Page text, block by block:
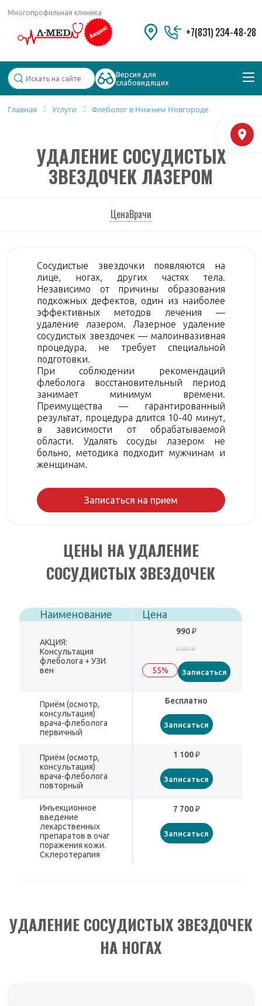
Многопрофильная клиника
Версия для
слабовидящих
+7(831) 234-48-28
Дерматолог
Косметология
Удаление бородавок
Главная Услуги Флеболог в Нижнем Новгороде
УДАЛЕНИЕ СОСУДИСТЫХ
ЗВЕЗДОЧЕК ЛАЗЕРОМ
ЦенаВрачи
Сосудистые звездочки появляются на
лице, ногах, других частях тела.
Независимо от причины образования
подкожных дефектов, один из наиболее
эффективных методов лечения —
удаление лазером. Лазерное удаление
сосудистых звездочек — малоинвазивная
процедура, не требует специальной
подготовки.
При соблюдении рекомендаций
флеболога восстановительный период
занимает минимум времени.
Преимущества — гарантированный
результат, процедура длится 10-40 минут,
в зависимости от обрабатываемой
области. Удалять сосуды лазером не
больно, методика подходит мужчинам и
женщинам.
Записаться на прием
ЦЕНЫ НА УДАЛЕНИЕ
СОСУДИСТЫХ ЗВЕЗДОЧЕК
Наименование Цена
АКЦИЯ:
Консультация
флеболога + УЗИ
вен
990 ₽
3 500 ₽
55% Записаться
Приём (осмотр,
консультация)
врача-флеболога
первичный
Бесплатно
Записаться
Приём (осмотр,
консультация)
врача-флеболога
повторный
1 100 ₽
Записаться
Инъекционное
введение
лекарственных
препаратов в очаг
поражения кожи.
Склеротерапия
7 700 ₽
Записаться
УДАЛЕНИЕ СОСУДИСТЫХ ЗВЕЗДОЧЕК
НА НОГАХ